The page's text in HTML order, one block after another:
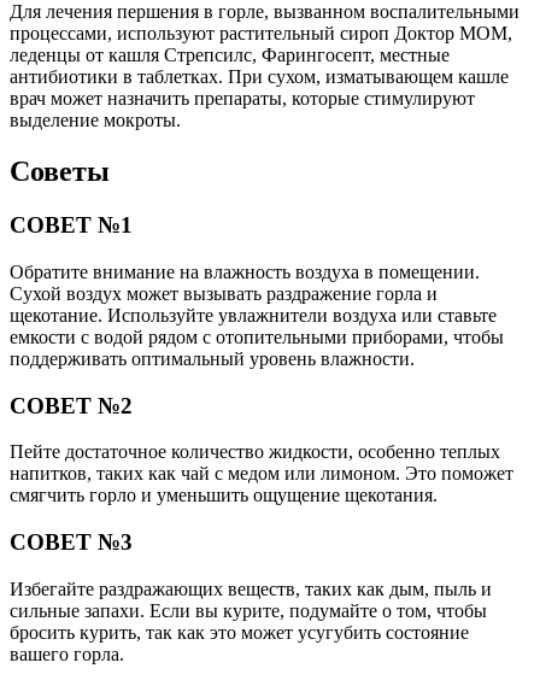
Для лечения першения в горле, вызванном воспалительными
процессами, используют растительный сироп Доктор МОМ,
леденцы от кашля Стрепсилс, Фарингосепт, местные
антибиотики в таблетках. При сухом, изматывающем кашле
врач может назначить препараты, которые стимулируют
выделение мокроты.
Советы
СОВЕТ №1
Обратите внимание на влажность воздуха в помещении.
Сухой воздух может вызывать раздражение горла и
щекотание. Используйте увлажнители воздуха или ставьте
емкости с водой рядом с отопительными приборами, чтобы
поддерживать оптимальный уровень влажности.
СОВЕТ №2
Пейте достаточное количество жидкости, особенно теплых
напитков, таких как чай с медом или лимоном. Это поможет
смягчить горло и уменьшить ощущение щекотания.
СОВЕТ №3
Избегайте раздражающих веществ, таких как дым, пыль и
сильные запахи. Если вы курите, подумайте о том, чтобы
бросить курить, так как это может усугубить состояние
вашего горла.